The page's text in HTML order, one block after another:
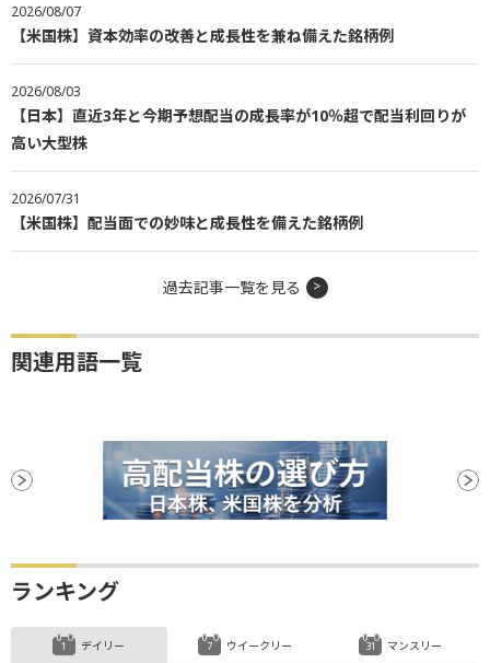
2026/08/07
【米国株】資本効率の改善と成長性を兼ね備えた銘柄例
2026/08/03
【日本】直近3年と今期予想配当の成長率が10％超で配当利回りが
高い大型株
2026/07/31
【米国株】配当面での妙味と成長性を備えた銘柄例
過去記事一覧を見る
関連用語一覧
ランキング
デイリー ウイークリー マンスリー